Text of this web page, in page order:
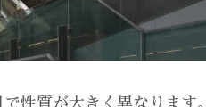
性質が大きく異なります。